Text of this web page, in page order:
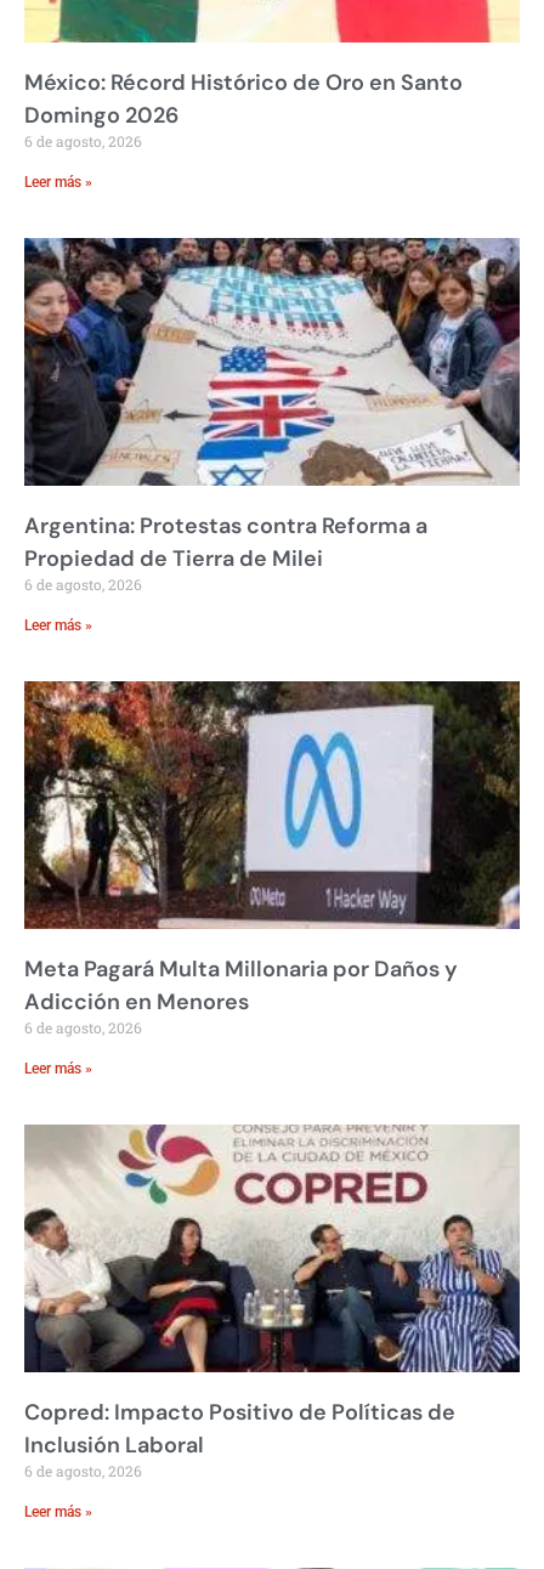
México: Récord Histórico de Oro en Santo
Domingo 2026
6 de agosto, 2026
Leer más »
Argentina: Protestas contra Reforma a
Propiedad de Tierra de Milei
6 de agosto, 2026
Leer más »
Meta Pagará Multa Millonaria por Daños y
Adicción en Menores
6 de agosto, 2026
Leer más »
Copred: Impacto Positivo de Políticas de
Inclusión Laboral
6 de agosto, 2026
Leer más »